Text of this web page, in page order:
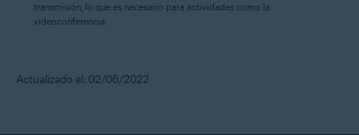
transmisión, lo que es necesario para actividades como la
videoconferencia.
Actualizado el: 02/06/2022